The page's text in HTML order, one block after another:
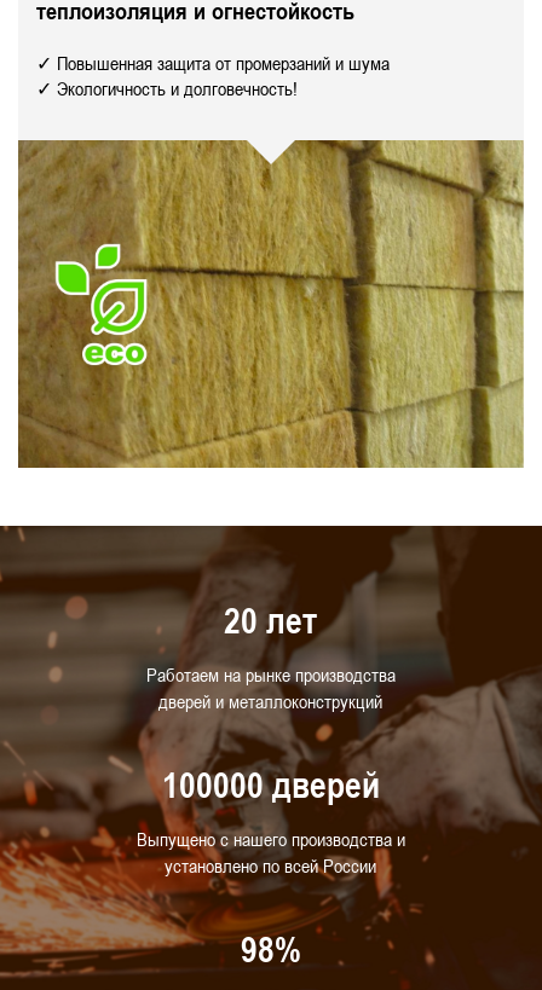
теплоизоляция и огнестойкость
✓ Повышенная защита от промерзаний и шума
✓ Экологичность и долговечность!
20 лет
Работаем на рынке производства
дверей и металлоконструкций
100000 дверей
Выпущено с нашего производства и
установлено по всей России
98%